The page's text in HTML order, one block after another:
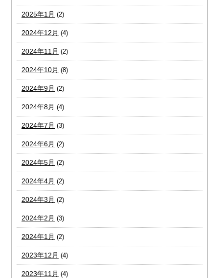
2025年1月 (2)
2024年12月 (4)
2024年11月 (2)
2024年10月 (8)
2024年9月 (2)
2024年8月 (4)
2024年7月 (3)
2024年6月 (2)
2024年5月 (2)
2024年4月 (2)
2024年3月 (2)
2024年2月 (3)
2024年1月 (2)
2023年12月 (4)
2023年11月 (4)